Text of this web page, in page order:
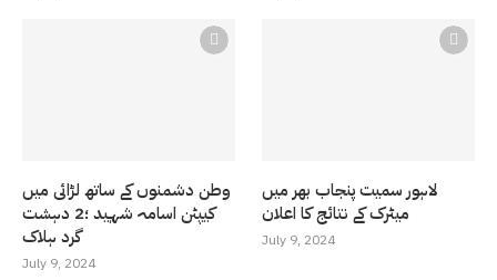
وطن دشمنوں کے ساتھ لڑائی میں
کیپٹن اسامہ شہید ؛2 دہشت
گرد ہلاک
July 9, 2024
لاہور سمیت پنجاب بھر میں
میٹرک کے نتائج کا اعلان
July 9, 2024